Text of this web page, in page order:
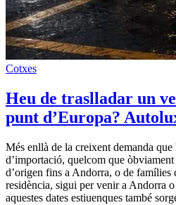
Cotxes
Heu de traslladar un
punt d’Europa?
Més enllà de la creixent demanda
d’importació, quelcom que
d’origen fins a Andorra, o de famílies
residència, sigui per venir a Andorra
aquestes dates estiuenques també